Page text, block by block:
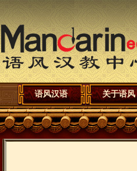
语风汉语 关于语风